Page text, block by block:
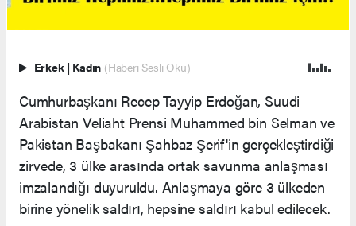
Erkek | Kadın (Haberi Sesli Oku)
Cumhurbaşkanı Recep Tayyip Erdoğan, Suudi
Arabistan Veliaht Prensi Muhammed bin Selman ve
Pakistan Başbakanı Şahbaz Şerif'in gerçekleştirdiği
zirvede, 3 ülke arasında ortak savunma anlaşması
imzalandığı duyuruldu. Anlaşmaya göre 3 ülkeden
birine yönelik saldırı, hepsine saldırı kabul edilecek.